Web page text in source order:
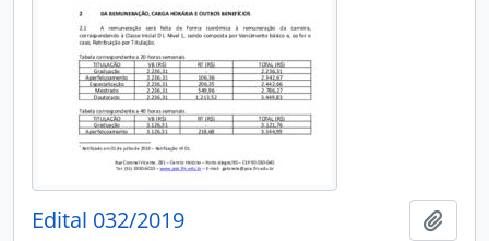
Edital 032/2019